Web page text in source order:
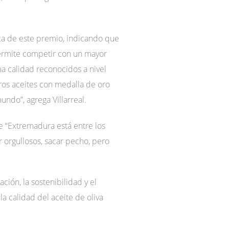
de este premio, indicando que
competir con un mayor
calidad reconocidos a nivel
aceites con medalla de oro
agrega Villarreal.
“Extremadura está entre los
sacar pecho, pero
la sostenibilidad y el
calidad del aceite de oliva